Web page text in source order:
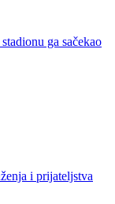
pranja novca
potpisao do 2028.